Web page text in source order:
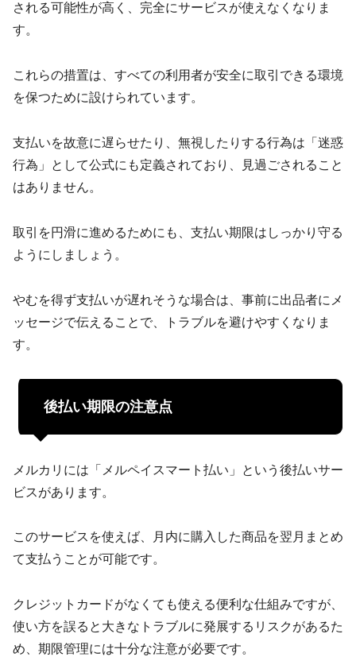
される可能性が高く、完全にサービスが使えなくなりま
す。
これらの措置は、すべての利用者が安全に取引できる環境
を保つために設けられています。
支払いを故意に遅らせたり、無視したりする行為は「迷惑
行為」として公式にも定義されており、見過ごされること
はありません。
取引を円滑に進めるためにも、支払い期限はしっかり守る
ようにしましょう。
やむを得ず支払いが遅れそうな場合は、事前に出品者にメ
ッセージで伝えることで、トラブルを避けやすくなりま
す。
後払い期限の注意点
メルカリには「メルペイスマート払い」という後払いサー
ビスがあります。
このサービスを使えば、月内に購入した商品を翌月まとめ
て支払うことが可能です。
クレジットカードがなくても使える便利な仕組みですが、
使い方を誤ると大きなトラブルに発展するリスクがあるた
め、期限管理には十分な注意が必要です。